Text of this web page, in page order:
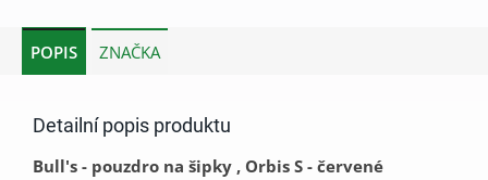
POPIS ZNAČKA
Detailní popis produktu
Bull's - pouzdro na šipky , Orbis S - červené